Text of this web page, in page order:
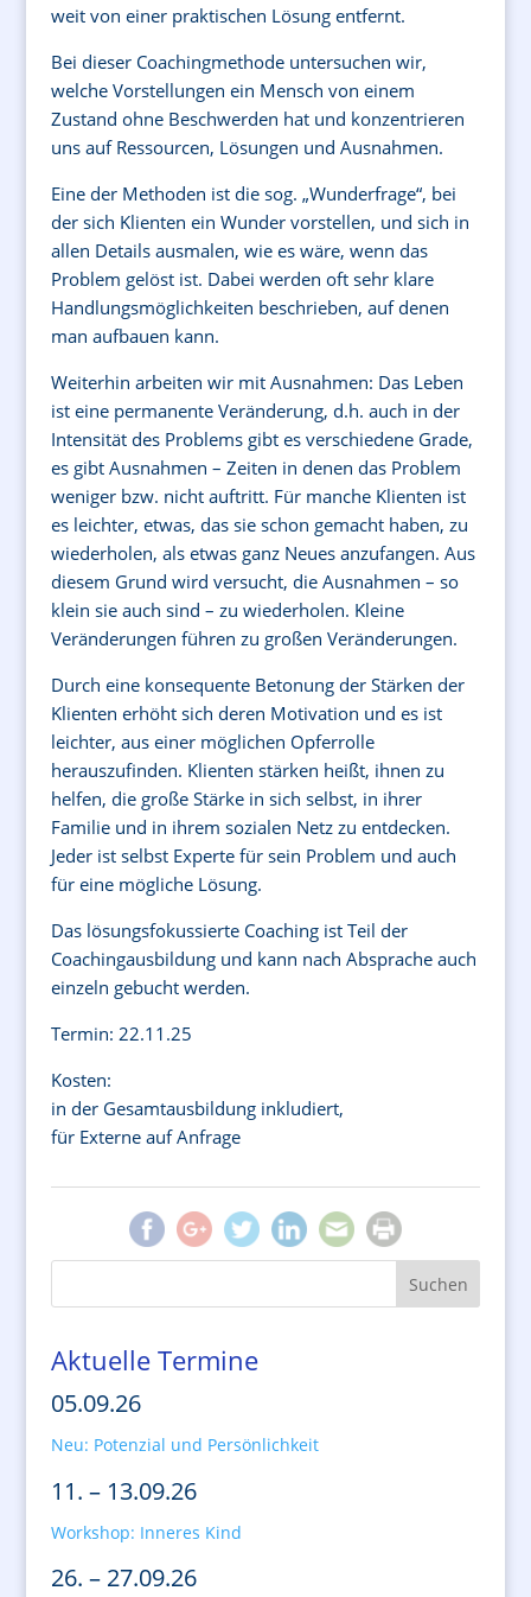
weit von einer praktischen Lösung entfernt.
Bei dieser Coachingmethode untersuchen wir,
welche Vorstellungen ein Mensch von einem
Zustand ohne Beschwerden hat und konzentrieren
uns auf Ressourcen, Lösungen und Ausnahmen.
Eine der Methoden ist die sog. „Wunderfrage“, bei
der sich Klienten ein Wunder vorstellen, und sich in
allen Details ausmalen, wie es wäre, wenn das
Problem gelöst ist. Dabei werden oft sehr klare
Handlungsmöglichkeiten beschrieben, auf denen
man aufbauen kann.
Weiterhin arbeiten wir mit Ausnahmen: Das Leben
ist eine permanente Veränderung, d.h. auch in der
Intensität des Problems gibt es verschiedene Grade,
es gibt Ausnahmen – Zeiten in denen das Problem
weniger bzw. nicht auftritt. Für manche Klienten ist
es leichter, etwas, das sie schon gemacht haben, zu
wiederholen, als etwas ganz Neues anzufangen. Aus
diesem Grund wird versucht, die Ausnahmen – so
klein sie auch sind – zu wiederholen. Kleine
Veränderungen führen zu großen Veränderungen.
Durch eine konsequente Betonung der Stärken der
Klienten erhöht sich deren Motivation und es ist
leichter, aus einer möglichen Opferrolle
herauszufinden. Klienten stärken heißt, ihnen zu
helfen, die große Stärke in sich selbst, in ihrer
Familie und in ihrem sozialen Netz zu entdecken.
Jeder ist selbst Experte für sein Problem und auch
für eine mögliche Lösung.
Das lösungsfokussierte Coaching ist Teil der
Coachingausbildung und kann nach Absprache auch
einzeln gebucht werden.
Termin: 22.11.25
Kosten:
in der Gesamtausbildung inkludiert,
für Externe auf Anfrage
Aktuelle Termine
05.09.26
Neu: Potenzial und Persönlichkeit
11. – 13.09.26
Workshop: Inneres Kind
26. – 27.09.26